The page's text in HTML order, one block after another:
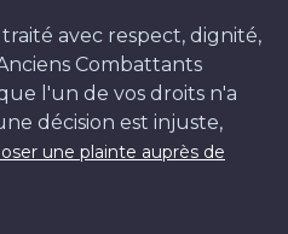
avec respect, dignité,
Combattants
l'un de vos droits n'a
décision est injuste,
une plainte auprès de